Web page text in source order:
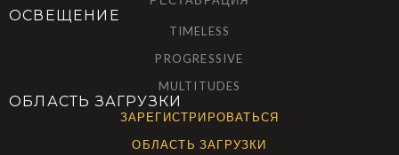
ОСВЕЩЕНИЕ
TIMELESS
PROGRESSIVE
MULTITUDES
ОБЛАСТЬ ЗАГРУЗКИ
ЗАРЕГИСТРИРОВАТЬСЯ
ОБЛАСТЬ ЗАГРУЗКИ